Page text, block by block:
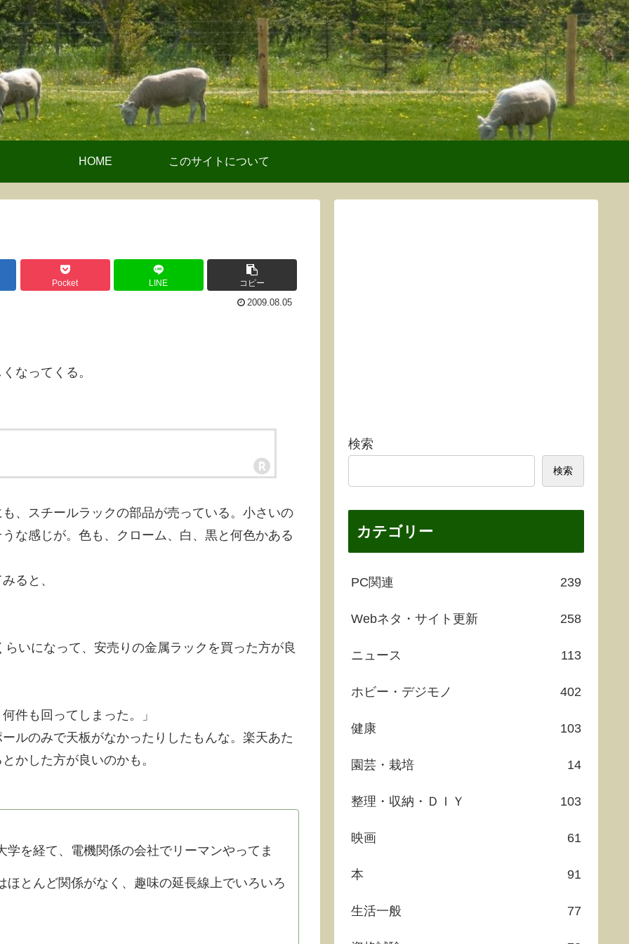
HOME このサイトについて
Pocket LINE コピー
2009.08.05
なってくる。
、スチールラックの部品が売っている。小さいの
な感じが。色も、クローム、白、黒と何色かある
ると、
いになって、安売りの金属ラックを買った方が良
件も回ってしまった。」
のみで天板がなかったりしたもんな。楽天あた
かした方が良いのかも。
を経て、電機関係の会社でリーマンやってま
とんど関係がなく、趣味の延長線上でいろいろ
検索
検索
カテゴリー
PC関連 239
Webネタ・サイト更新 258
ニュース 113
ホビー・デジモノ 402
健康 103
園芸・栽培 14
整理・収納・ＤＩＹ 103
映画 61
本 91
生活一般 77